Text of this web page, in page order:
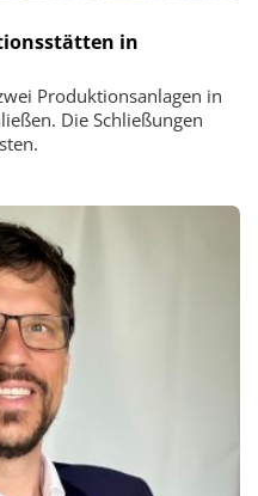
in
Produktionsanlagen in
Die Schließungen